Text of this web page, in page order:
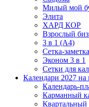
Милый мой
Элита
ХАРД КОР
Взрослый
3 в 1 (А4)
Сетка-
Эконом 3 в 1
Сетки для
Календари 2027 на
Календарь-
Карманный
Квартальный